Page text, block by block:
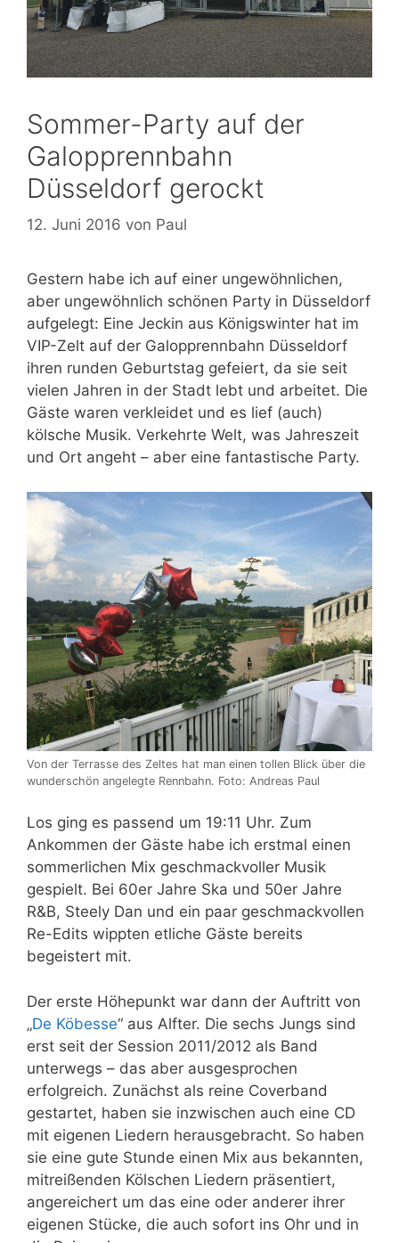
Sommer-Party auf der
Galopprennbahn
Düsseldorf gerockt
12. Juni 2016 von Paul
Gestern habe ich auf einer ungewöhnlichen,
aber ungewöhnlich schönen Party in Düsseldorf
aufgelegt: Eine Jeckin aus Königswinter hat im
VIP-Zelt auf der Galopprennbahn Düsseldorf
ihren runden Geburtstag gefeiert, da sie seit
vielen Jahren in der Stadt lebt und arbeitet. Die
Gäste waren verkleidet und es lief (auch)
kölsche Musik. Verkehrte Welt, was Jahreszeit
und Ort angeht – aber eine fantastische Party.
Von der Terrasse des Zeltes hat man einen tollen Blick über die
wunderschön angelegte Rennbahn. Foto: Andreas Paul
Los ging es passend um 19:11 Uhr. Zum
Ankommen der Gäste habe ich erstmal einen
sommerlichen Mix geschmackvoller Musik
gespielt. Bei 60er Jahre Ska und 50er Jahre
R&B, Steely Dan und ein paar geschmackvollen
Re-Edits wippten etliche Gäste bereits
begeistert mit.
Der erste Höhepunkt war dann der Auftritt von
„De Köbesse“ aus Alfter. Die sechs Jungs sind
erst seit der Session 2011/2012 als Band
unterwegs – das aber ausgesprochen
erfolgreich. Zunächst als reine Coverband
gestartet, haben sie inzwischen auch eine CD
mit eigenen Liedern herausgebracht. So haben
sie eine gute Stunde einen Mix aus bekannten,
mitreißenden Kölschen Liedern präsentiert,
angereichert um das eine oder anderer ihrer
eigenen Stücke, die auch sofort ins Ohr und in